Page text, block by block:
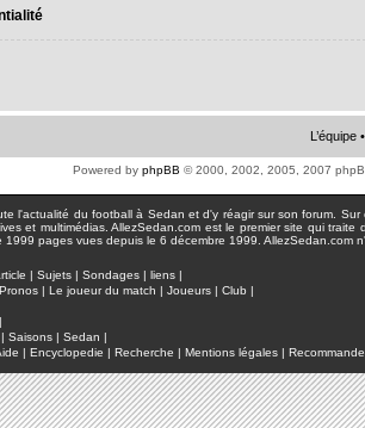
L’équipe •
Powered by phpBB © 2000, 2002, 2005, 2007
l'actualité du football à Sedan et d'y réagir sur son forum.
et multimédias. AllezSedan.com est le premier site qui
pages vues depuis le 6 décembre 1999. AllezSedan.com
| Sujets | Sondages | liens |
Pronos | Le joueur du match | Joueurs | Club |
|
| Saisons | Sedan |
| Encyclopedie | Recherche | Mentions légales |